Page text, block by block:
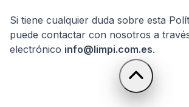
Si tiene cualquier duda sobre esta
puede contactar con nosotros a
electrónico info@limpi.com.es.